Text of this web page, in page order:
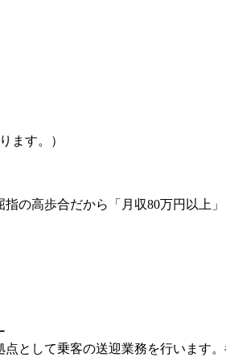
ます。）
の高歩合だから「月収80万円以上
として乗客の送迎業務を行います